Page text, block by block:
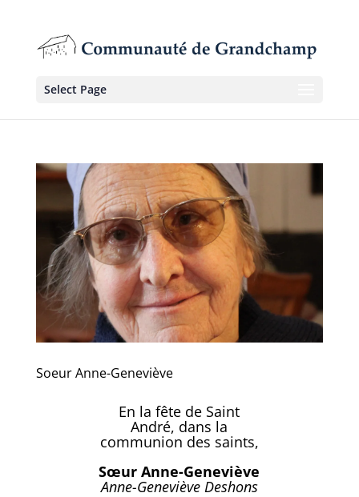
Select Page
Soeur Anne-Geneviève
En la fête de Saint
André, dans la
communion des saints,
Sœur Anne-Geneviève
Anne-Geneviève Deshons